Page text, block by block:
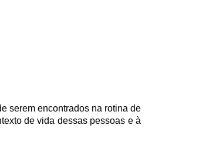
serem encontrados na rotina de
de vida dessas pessoas e à